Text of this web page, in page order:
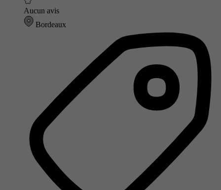
Aucun avis
Bordeaux